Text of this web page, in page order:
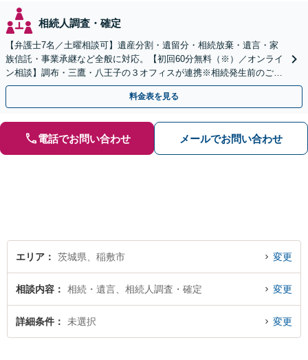
相続人調査・確定
【弁護士7名／土曜相談可】遺産分割・遺留分・相続放棄・遺言・家
族信託・事業承継など全般に対応。【初回60分無料（※）／オンライ
ン相談】調布・三鷹・八王子の３オフィスが連携※相続発生前のご相
談など有料相談になるものもございます。
料金表を見る
電話でお問い合わせ メールでお問い合わせ
エリア 茨城県、稲敷市 変更
相談内容 相続・遺言、相続人調査・確定 変更
詳細条件 未選択 変更